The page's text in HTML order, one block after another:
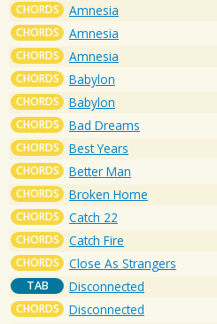
CHORDS Amnesia
CHORDS Amnesia
CHORDS Amnesia
CHORDS Babylon
CHORDS Babylon
CHORDS Bad Dreams
CHORDS Best Years
CHORDS Better Man
CHORDS Broken Home
CHORDS Catch 22
CHORDS Catch Fire
CHORDS Close As Strangers
TAB Disconnected
CHORDS Disconnected